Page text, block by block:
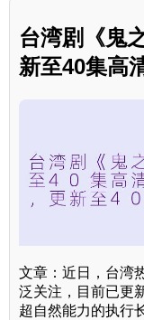
台湾剧《鬼
新至40集高
文章：近日，台湾
泛关注，目前已更
超自然能力的执行